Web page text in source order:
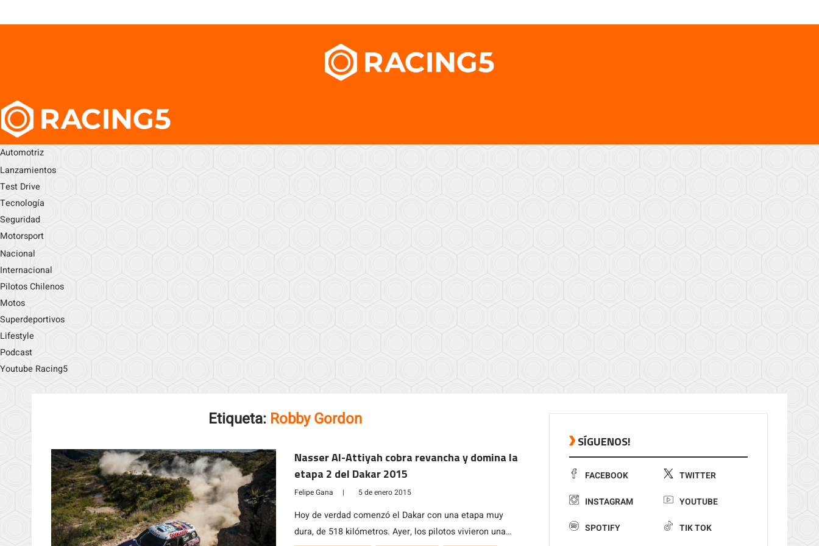
Automotriz
Lanzamientos
Test Drive
Tecnología
Seguridad
Motorsport
Nacional
Internacional
Pilotos Chilenos
Motos
Superdeportivos
Lifestyle
Podcast
Youtube Racing5
Etiqueta: Robby Gordon
Nasser Al-Attiyah cobra revancha y domina la
etapa 2 del Dakar 2015
Felipe Gana | 5 de enero 2015
Hoy de verdad comenzó el Dakar con una etapa muy
dura, de 518 kilómetros. Ayer, los pilotos vivieron una
SÍGUENOS!
FACEBOOK TWITTER
INSTAGRAM YOUTUBE
SPOTIFY TIK TOK